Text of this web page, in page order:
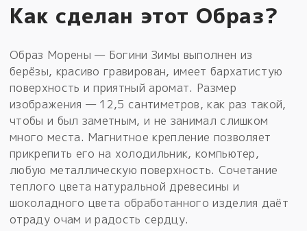
Как сделан этот Образ?
Образ Морены — Богини Зимы выполнен из
берёзы, красиво гравирован, имеет бархатистую
поверхность и приятный аромат. Размер
изображения — 12,5 сантиметров, как раз такой,
чтобы и был заметным, и не занимал слишком
много места. Магнитное крепление позволяет
прикрепить его на холодильник, компьютер,
любую металлическую поверхность. Сочетание
теплого цвета натуральной древесины и
шоколадного цвета обработанного изделия даёт
отраду очам и радость сердцу.